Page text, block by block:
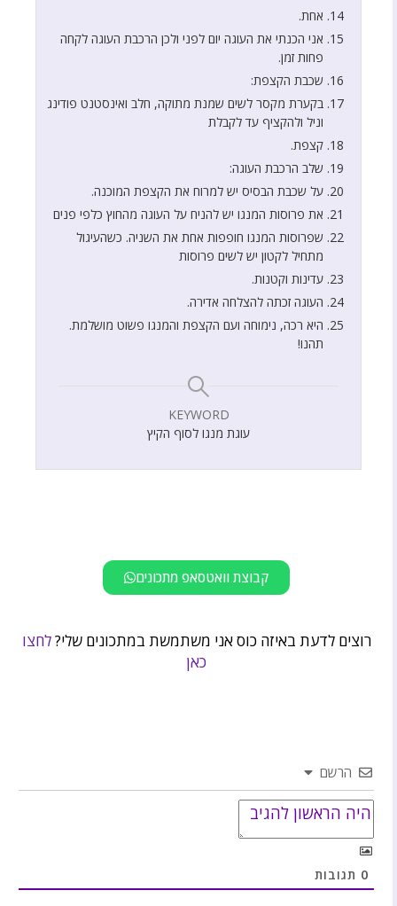
אחת.
אני הכנתי את העוגה יום לפני ולכן הרכבת העוגה לקחה
פחות זמן.
שכבת הקצפת:
בקערת מקסר לשים שמנת מתוקה, חלב ואינסטנט פודינג
וניל ולהקציף עד לקבלת
קצפת.
שלב הרכבת העוגה:
על שכבת הבסיס יש למרוח את הקצפת המוכנה.
את פרוסות המנגו יש להניח על העוגה מהחוץ כלפי פנים
שפרוסות המנגו חופפות אחת את השניה. כשהעיגול
מתחיל לקטון יש לשים פרוסות
עדינות וקטנות.
העוגה זכתה להצלחה אדירה.
היא רכה, נימוחה ועם הקצפת והמנגו פשוט מושלמת.
תהנו!
KEYWORD
עוגת מנגו לסוף הקיץ
קבוצת וואטסאפ מתכונים
רוצים לדעת באיזה כוס אני משתמשת במתכונים שלי?לחצו
כאן
הרשם
0 תגובות